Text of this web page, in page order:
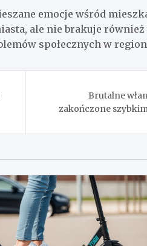
emocje wśród
ale nie brakuje
społecznych w
Brutalne
zakończone